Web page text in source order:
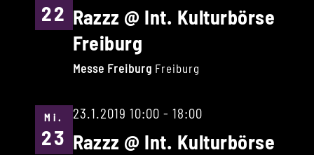
22
Razzz @ Int. Kulturbörse
Freiburg
Messe Freiburg Freiburg
Mi.
23
23.1.2019 10:00 - 18:00
Razzz @ Int. Kulturbörse